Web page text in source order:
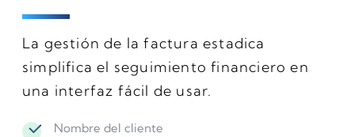
La gestión de la factura estadica
simplifica el seguimiento financiero en
una interfaz fácil de usar.
Nombre del cliente